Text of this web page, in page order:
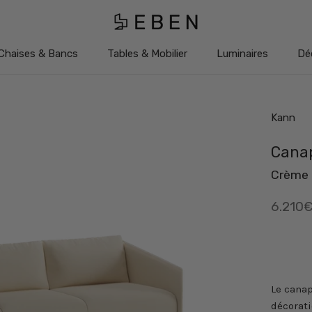
& Bancs
Tables & Mobilier
Luminaires
Kann
Crème
Le